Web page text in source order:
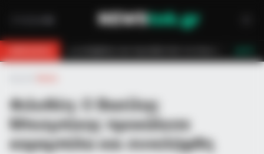
Φιλοθέη: Ο Βασίλης
Μπισμπίκης προκάλεσε
καραμπόλα και συνελήφθη